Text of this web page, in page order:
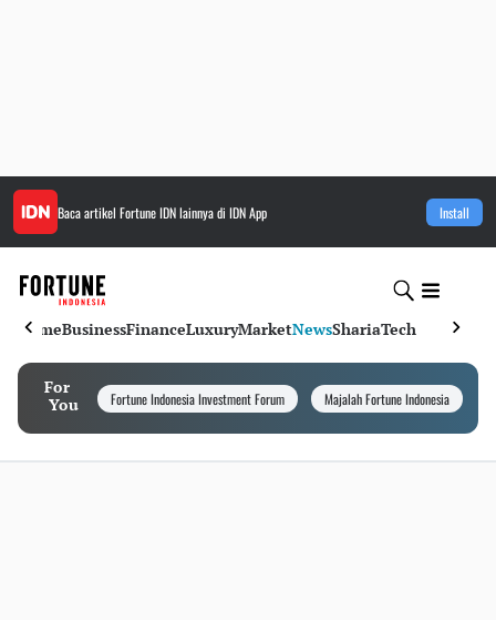
Baca artikel Fortune IDNlainnya di IDN App Install
HomeBusinessFinanceLuxuryMarketNewsShariaTech
For
You
Fortune Indonesia Investment Forum Majalah Fortune Indonesia